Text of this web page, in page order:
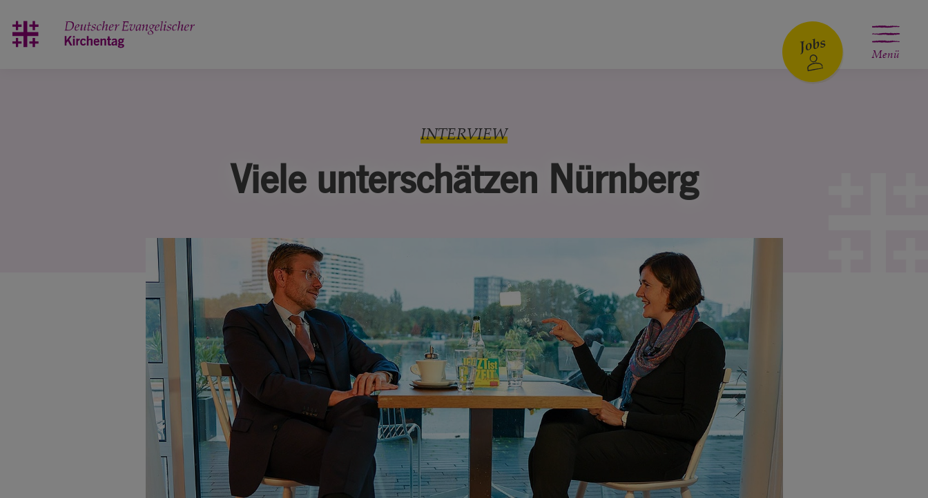
Menü
Viele unterschätzen Nürnberg
INTERVIEW